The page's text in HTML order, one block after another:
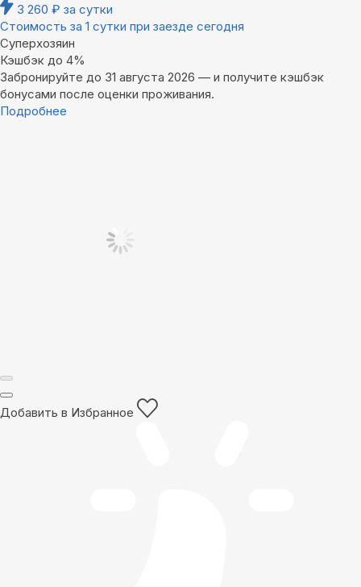
3 260 ₽ за сутки
Стоимость за 1 сутки при заезде сегодня
Суперхозяин
Кэшбэк до 4%
Забронируйте до 31 августа 2026 — и получите кэшбэк
бонусами после оценки проживания.
Подробнее
Добавить в Избранное